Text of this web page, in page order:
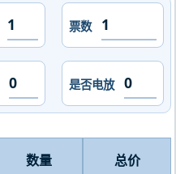
票数
是否电放
数量 总价